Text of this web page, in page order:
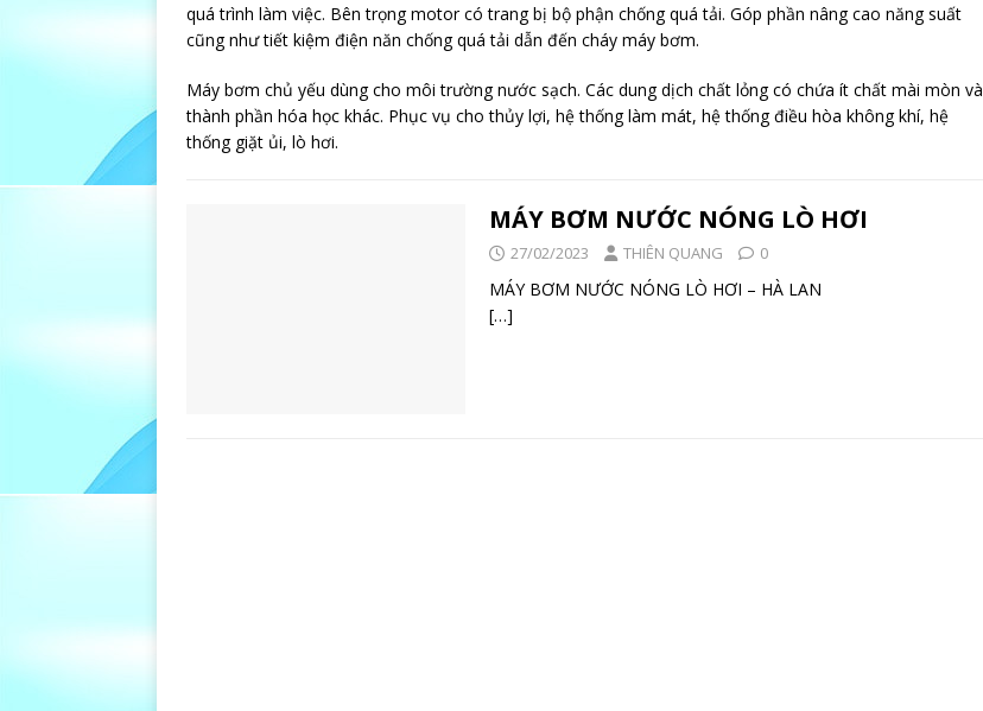
quá trình làm việc. Bên trọng motor có trang bị bộ phận chống quá tải. Góp phần nâng cao năng suất
cũng như tiết kiệm điện năn chống quá tải dẫn đến cháy máy bơm.
Máy bơm chủ yếu dùng cho môi trường nước sạch. Các dung dịch chất lỏng có chứa ít chất mài mòn và
thành phần hóa học khác. Phục vụ cho thủy lợi, hệ thống làm mát, hệ thống điều hòa không khí, hệ
thống giặt ủi, lò hơi.
MÁY BƠM NƯỚC NÓNG LÒ HƠI
27/02/2023 THIÊN QUANG 0
MÁY BƠM NƯỚC NÓNG LÒ HƠI – HÀ LAN
[…]